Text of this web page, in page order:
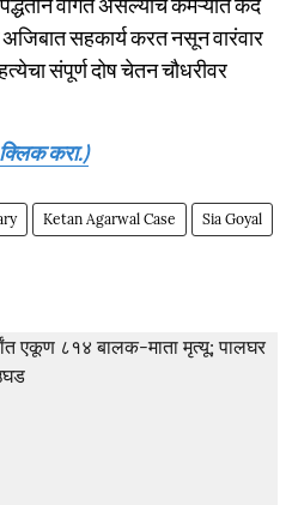
सहकार्य करत नसून वारंवार
संपूर्ण दोष चेतन चौधरीवर
क्लिक करा.)
Ketan Agarwal Case Sia Goyal